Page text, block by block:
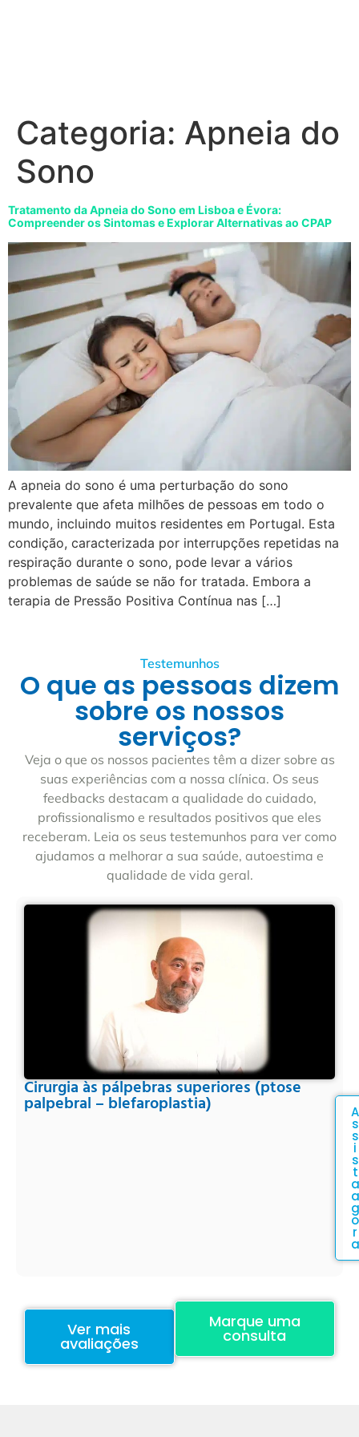
Categoria: Apneia do
Sono
Tratamento da Apneia do Sono em Lisboa e Évora:
Compreender os Sintomas e Explorar Alternativas ao CPAP
A apneia do sono é uma perturbação do sono
prevalente que afeta milhões de pessoas em todo o
mundo, incluindo muitos residentes em Portugal. Esta
condição, caracterizada por interrupções repetidas na
respiração durante o sono, pode levar a vários
problemas de saúde se não for tratada. Embora a
terapia de Pressão Positiva Contínua nas […]
Testemunhos
O que as pessoas dizem
sobre os nossos
serviços?
Veja o que os nossos pacientes têm a dizer sobre as
suas experiências com a nossa clínica. Os seus
feedbacks destacam a qualidade do cuidado,
profissionalismo e resultados positivos que eles
receberam. Leia os seus testemunhos para ver como
ajudamos a melhorar a sua saúde, autoestima e
qualidade de vida geral.
Cirurgia às pálpebras superiores (ptose
palpebral – blefaroplastia) A
s
s
i
s
t
a
a
g
o
r
a
Ver mais
avaliações
Marque uma
consulta